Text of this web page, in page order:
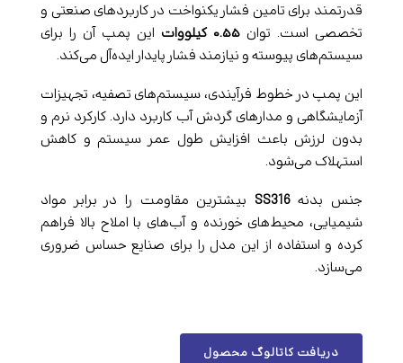
قدرتمند برای تامین فشار یکنواخت در کاربردهای صنعتی و
تخصصی است. توان ۰.۵۵ کیلووات
این پمپ آن را برای
سیستم‌های پیوسته و نیازمند فشار پایدار ایده‌آل می‌کند.
این پمپ در خطوط فرآیندی، سیستم‌های تصفیه، تجهیزات
آزمایشگاهی و مدارهای گردش آب کاربرد دارد. کارکرد نرم و
بدون لرزش باعث افزایش طول عمر سیستم و کاهش
استهلاک می‌شود.
جنس بدنهSS316 بیشترین مقاومت را در برابر مواد
شیمیایی، محیط‌های خورنده و آب‌های با املاح بالا فراهم
کرده و استفاده از این مدل را برای صنایع حساس ضروری
می‌سازد.
دریافت کاتالوگ محصول